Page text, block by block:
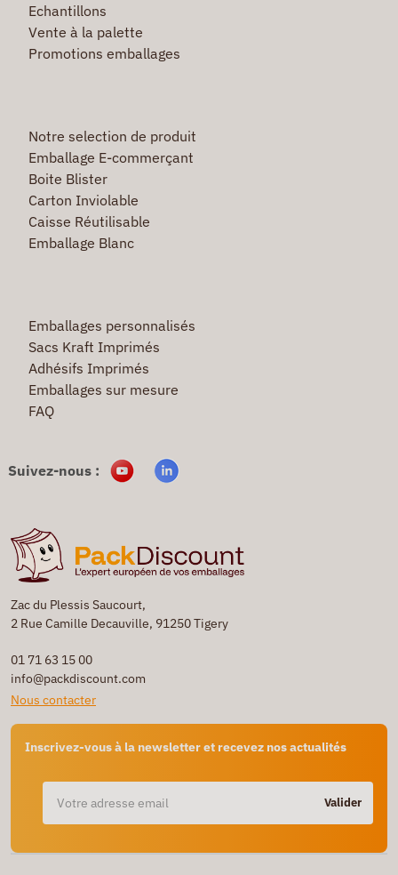
Zac du Plessis Saucourt,
2 Rue Camille Decauville, 91250 Tigery
01 71 63 15 00
info@packdiscount.com
Nous contacter
Inscrivez-vous à la newsletter et recevez nos actualités
Valider
Echantillons
Vente à la palette
Promotions emballages
Notre selection de produit
Emballage E-commerçant
Boite Blister
Carton Inviolable
Caisse Réutilisable
Emballage Blanc
Emballages personnalisés
Sacs Kraft Imprimés
Adhésifs Imprimés
Emballages sur mesure
FAQ
Suivez-nous :